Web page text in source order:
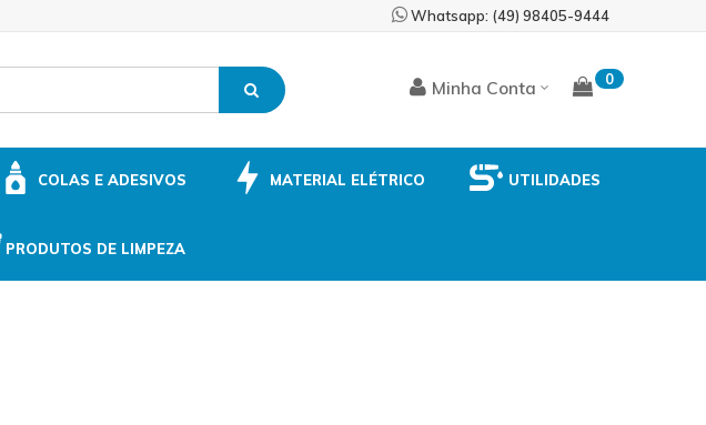
Whatsapp: (49) 98405-9444
Skip
to
0
Minha Conta
COLAS E ADESIVOS MATERIAL ELÉTRICO UTILIDADES
PRODUTOS DE LIMPEZA